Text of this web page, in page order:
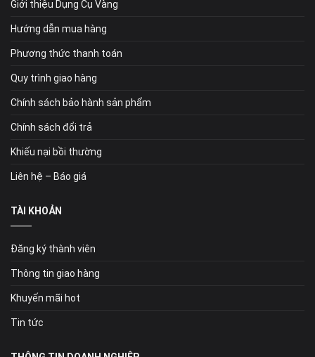
Giới thiệu Dụng Cụ Vàng
Hướng dẫn mua hàng
Phương thức thanh toán
Quy trình giao hàng
Chính sách bảo hành sản phẩm
Chính sách đổi trả
Khiếu nại bồi thường
Liên hệ – Báo giá
TÀI KHOẢN
Đăng ký thành viên
Thông tin giao hàng
Khuyến mãi hot
Tin tức